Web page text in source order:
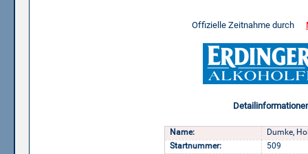
Offizielle Zeitnahme durch
Name:
Dumke,
Startnummer:
509